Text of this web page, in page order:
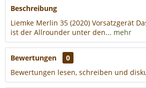
Beschreibung
Liemke Merlin 35 (2020) Vorsatzgerät
ist der Allrounder unter den... mehr
Bewertungen
0
Bewertungen lesen, schreiben und